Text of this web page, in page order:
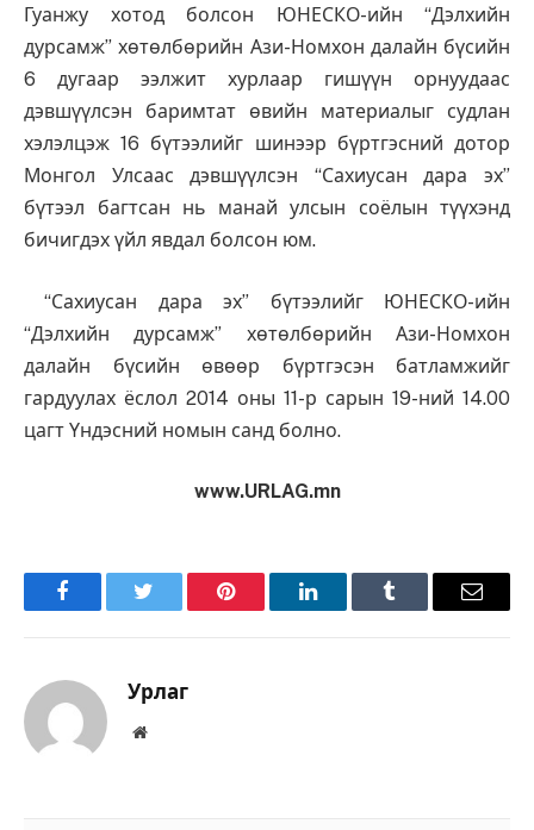
Гуанжу хотод болсон ЮНЕСКО-ийн “Дэлхийн
дурсамж” хөтөлбөрийн Ази-Номхон далайн бүсийн
6 дугаар ээлжит хурлаар гишүүн орнуудаас
дэвшүүлсэн баримтат өвийн материалыг судлан
хэлэлцэж 16 бүтээлийг шинээр бүртгэсний дотор
Монгол Улсаас дэвшүүлсэн “Сахиусан дара эх”
бүтээл багтсан нь манай улсын соёлын түүхэнд
бичигдэх үйл явдал болсон юм.
“Сахиусан дара эх” бүтээлийг ЮНЕСКО-ийн
“Дэлхийн дурсамж” хөтөлбөрийн Ази-Номхон
далайн бүсийн өвөөр бүртгэсэн батламжийг
гардуулах ёслол 2014 оны 11-р сарын 19-ний 14.00
цагт Үндэсний номын санд болно.
www.URLAG.mn
FacebookTwitter Pinterest LinkedInTumblr Имэйл
Урлаг
Вэбсайт